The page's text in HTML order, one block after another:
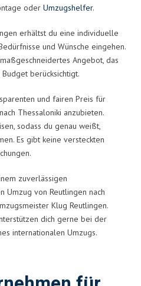
oder Umzugshelfer.
erhältst du eine individuelle
und Wünsche eingehen.
Angebot, das
berücksichtigt.
und fairen Preis für
Thessaloniki anzubieten.
sodass du genau weißt,
Es gibt keine versteckten
zuverlässigen
Umzug von Reutlingen nach
Klug Reutlingen.
dich gerne bei der
internationalen Umzugs.